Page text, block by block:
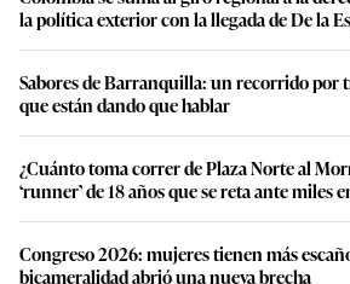
la política exterior con la llegada de De la
Sabores de Barranquilla: un recorrido por
que están dando que hablar
¿Cuánto toma correr de Plaza Norte al
‘runner’ de 18 años que se reta ante miles
Congreso 2026: mujeres tienen más
bicameralidad abrió una nueva brecha